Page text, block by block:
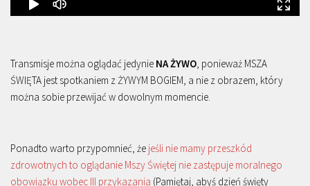
Transmisje można oglądać jedynie NA ŻYWO, ponieważ MSZA
ŚWIĘTA jest spotkaniem z ŻYWYM BOGIEM, a nie z obrazem, który
można sobie przewijać w dowolnym momencie.
Ponadto warto przypomnieć, że jeśli nie mamy przeszkód
zdrowotnych to oglądanie Mszy Świętej nie zastępuje moralnego
obowiązku wobec III przykazania (Pamiętaj, abyś dzień święty